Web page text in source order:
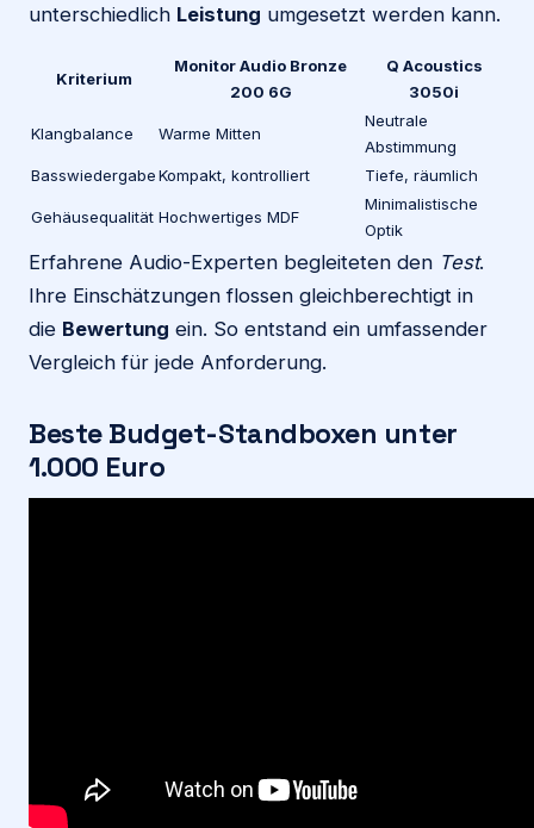
unterschiedlich Leistung umgesetzt werden kann.
Kriterium
Monitor Audio Bronze
200 6G
Q Acoustics
3050i
Klangbalance Warme Mitten
Neutrale
Abstimmung
BasswiedergabeKompakt, kontrolliert Tiefe, räumlich
Gehäusequalität Hochwertiges MDF
Minimalistische
Optik
Erfahrene Audio-Experten begleiteten den Test.
Ihre Einschätzungen flossen gleichberechtigt in
die Bewertung ein. So entstand ein umfassender
Vergleich für jede Anforderung.
Beste Budget-Standboxen unter
1.000 Euro